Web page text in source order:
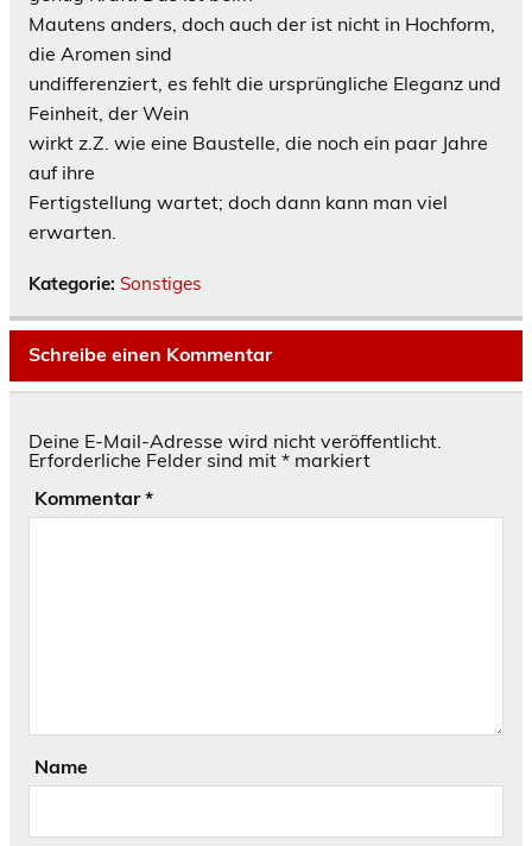
Mautens anders, doch auch der ist nicht in Hochform,
die Aromen sind
undifferenziert, es fehlt die ursprüngliche Eleganz und
Feinheit, der Wein
wirkt z.Z. wie eine Baustelle, die noch ein paar Jahre
auf ihre
Fertigstellung wartet; doch dann kann man viel
erwarten.
Kategorie: Sonstiges
Schreibe einen Kommentar
Deine E-Mail-Adresse wird nicht veröffentlicht.
Erforderliche Felder sind mit * markiert
Kommentar*
Name